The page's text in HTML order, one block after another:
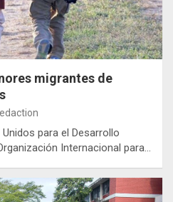
migrantes de
para el Desarrollo
Internacional para…